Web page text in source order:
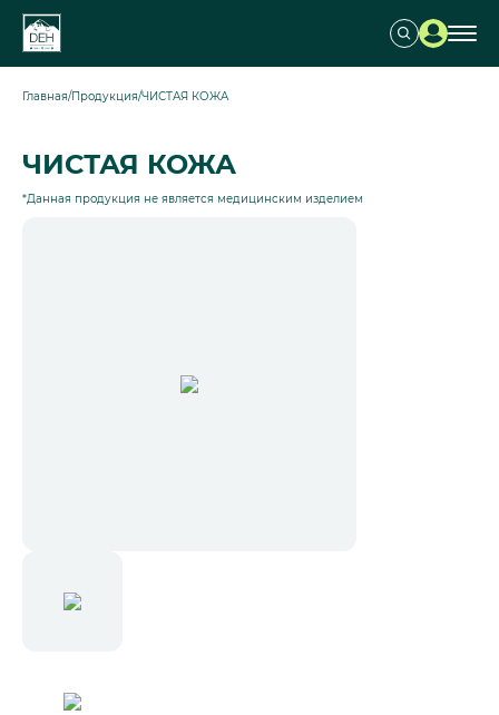
Главная/Продукция/ЧИСТАЯ КОЖА
ЧИСТАЯ КОЖА
*Данная продукция не является медицинским изделием